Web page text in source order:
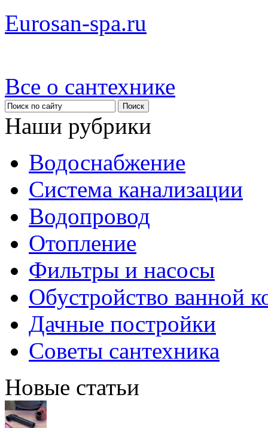
Eurosan-spa.ru
Все о сантехнике
Наши рубрики
Водоснабжение
Система канализации
Водопровод
Отопление
Фильтры и насосы
Обустройство ванной
Дачные постройки
Советы сантехника
Новые статьи